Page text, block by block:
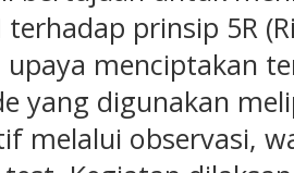
prinsip 5R
upaya menciptakan
yang digunakan
melalui observasi,